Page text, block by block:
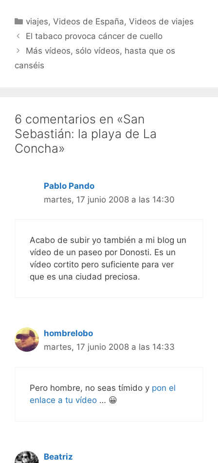
hombrelobo Para iPods y
AppleTVs, usad iTunes: Y
videoblog…
Categorías
viajes,Videos de España,Videos de viajes
El tabaco provoca cáncer de cuello
Más vídeos, sólo vídeos, hasta que os
canséis
6 comentarios en «San
Sebastián: la playa de La
Concha»
Pablo Pando
martes, 17 junio 2008 a las 14:30
Acabo de subir yo también a mi blog un
vídeo de un paseo por Donosti. Es un
vídeo cortito pero suficiente para ver
que es una ciudad preciosa.
hombrelobo
martes, 17 junio 2008 a las 14:33
Pero hombre, no seas tímido y pon el
enlace a tu vídeo … 😀
Beatriz